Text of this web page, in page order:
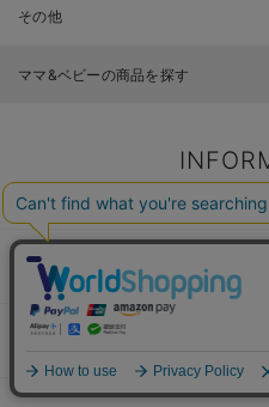
その他
ママ&ベビーの商品を探す
安心してお買い物をお楽
Q＆A